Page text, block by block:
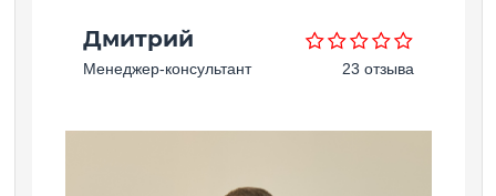
Дмитрий
Менеджер-консультант 23 отзыва